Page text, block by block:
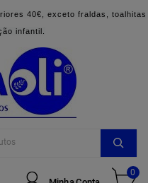
40€, exceto fraldas, toalhitas
infantil.
0